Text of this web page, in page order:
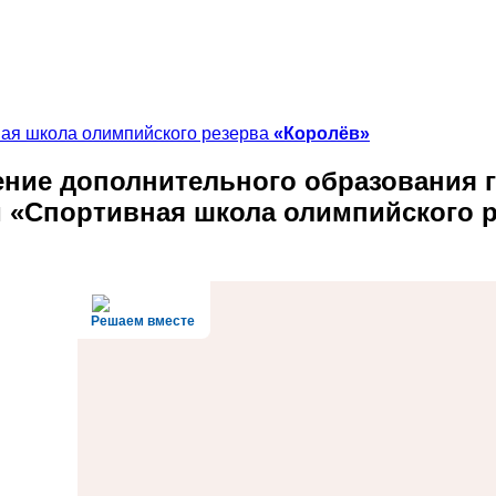
школа олимпийского резерва «Королёв»
дополнительного образования
школа олимпийского
Решаем вместе